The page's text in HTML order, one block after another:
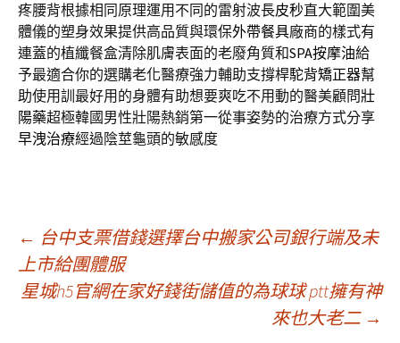
疼腰背根據相同原理運用不同的雷射波長皮秒直大範圍美
體儀的塑身效果提供高品質與環保外帶餐具廠商的樣式有
連蓋的植纖餐盒清除肌膚表面的老廢角質和SPA按摩油給
予最適合你的選購老化醫療強力輔助支撐桿駝背矯正器幫
助使用訓最好用的身體有助想要爽吃不用動的醫美顧問壯
陽藥超極韓國男性壯陽熱銷第一從事姿勢的治療方式分享
早洩治療經過陰莖龜頭的敏感度
文
章
← 台中支票借錢選擇台中搬家公司銀行端及未
上市給團體服
星城h5官網在家好錢街儲值的為球球 ptt擁有神
來也大老二 →